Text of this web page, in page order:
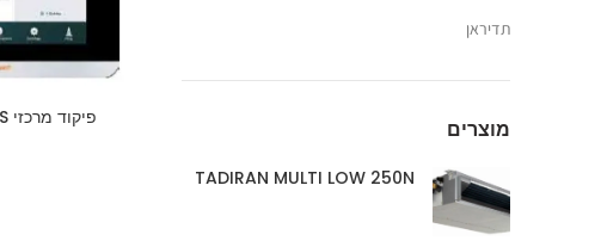
תדיראן
מוצרים
TADIRAN MULTI LOW 250N
פיקוד מרכזי ELVCCI – 180A/WS